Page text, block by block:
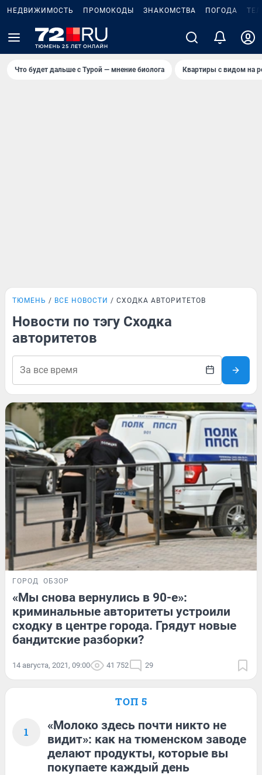
НЕДВИЖИМОСТЬ ПРОМОКОДЫ ЗНАКОМСТВА ПОГОДА
Что будет дальше с Турой — мнение биолога Квартиры с видом на
ТЮМЕНЬ ВСЕ НОВОСТИ СХОДКА АВТОРИТЕТОВ
Новости по тэгу Сходка
авторитетов
ГОРОД ОБЗОР
«Мы снова вернулись в 90-е»:
криминальные авторитеты устроили
сходку в центре города. Грядут новые
бандитские разборки?
14 августа, 2021, 09:00 41 752 29
ТОП 5
1
«Молоко здесь почти никто не
видит»: как на тюменском заводе
делают продукты, которые вы
покупаете каждый день